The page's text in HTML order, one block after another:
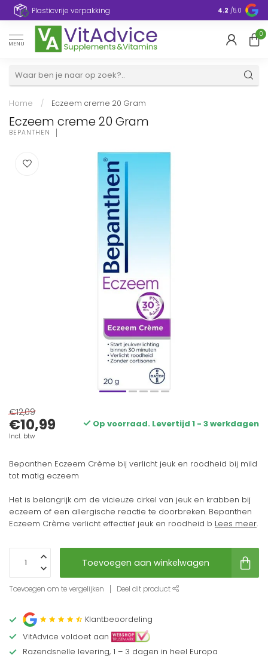
Plasticvrije verpakking 4.2 /5.0
MENU
0
Home / Eczeem creme 20 Gram
Eczeem creme 20 Gram
BEPANTHEN
€12,09
€10,99
Incl. btw
Op voorraad. Levertijd 1 - 3 werkdagen
Bepanthen Eczeem Crème bij verlicht jeuk en roodheid bij mild
tot matig eczeem
Het is belangrijk om de vicieuze cirkel van jeuk en krabben bij
eczeem of een allergische reactie te doorbreken. Bepanthen
Eczeem Crème verlicht effectief jeuk en roodheid b Lees meer.
Toevoegen aan winkelwagen
Toevoegen om te vergelijken Deel dit product
Klantbeoordeling
VitAdvice voldoet aan
Razendsnelle levering, 1 – 3 dagen in heel Europa